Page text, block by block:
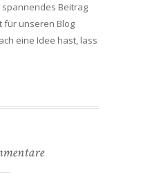
Beitrag
für unseren Blog
eine Idee hast, lass